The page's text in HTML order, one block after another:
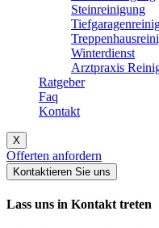
Steinreinigung
Winterdienst
Arztpraxis
Ratgeber
Faq
Kontakt
X
Offerten anfordern
Kontaktieren Sie uns
Lass uns in Kontakt treten